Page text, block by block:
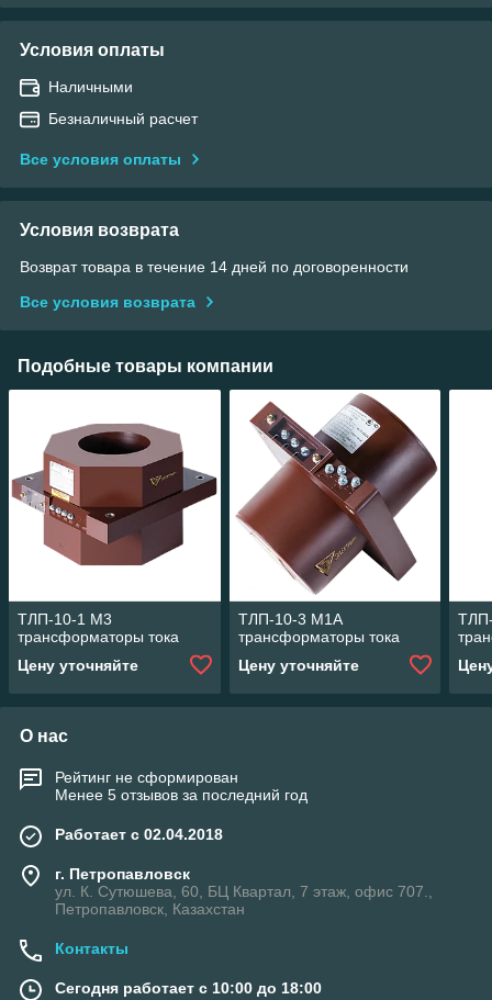
Условия оплаты
Наличными
Безналичный расчет
Все условия оплаты
Условия возврата
Возврат товара в течение 14 дней по договоренности
Все условия возврата
Подобные товары компании
ТЛП-10-1 М3
трансформаторы тока
Цену уточняйте
ТЛП-10-3 М1А
трансформаторы тока
Цену уточняйте
О нас
Рейтинг не сформирован
Менее 5 отзывов за последний год
Работает с 02.04.2018
г. Петропавловск
ул. К. Сутюшева, 60, БЦ Квартал, 7 этаж, офис 707.,
Петропавловск, Казахстан
Контакты
Сегодня работает с 10:00 до 18:00